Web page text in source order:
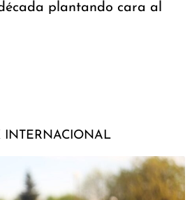
plantando cara al
INTERNACIONAL